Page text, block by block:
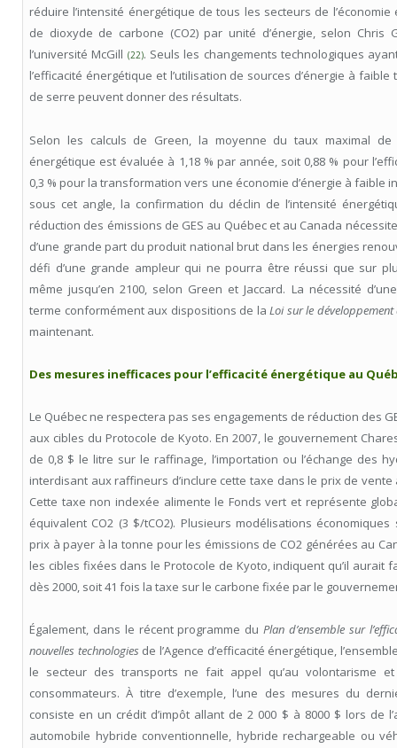
réduire l’intensité énergétique de tous les secteurs de
de dioxyde de carbone (CO2) par unité d’énergie, selon Chris
l’université McGill (22). Seuls les changements technologiques
l’efficacité énergétique et l’utilisation de sources d’énergie à
de serre peuvent donner des résultats.
Selon les calculs de Green, la moyenne du taux maximal de
énergétique est évaluée à 1,18 % par année, soit 0,88 % pour
0,3 % pour la transformation vers une économie d’énergie à faible
sous cet angle, la confirmation du déclin de l’intensité
réduction des émissions de GES au Québec et au Canada
d’une grande part du produit national brut dans les énergies
défi d’une grande ampleur qui ne pourra être réussi que sur
même jusqu’en 2100, selon Green et Jaccard. La nécessité
terme conformément aux dispositions de la Loi sur le
maintenant.
Des mesures inefficaces pour l’efficacité énergétique au
Le Québec ne respectera pas ses engagements de réduction des
aux cibles du Protocole de Kyoto. En 2007, le gouvernement
de 0,8 $ le litre sur le raffinage, l’importation ou l’échange des
interdisant aux raffineurs d’inclure cette taxe dans le prix de
Cette taxe non indexée alimente le Fonds vert et représente
équivalent CO2 (3 $/tCO2). Plusieurs modélisations
prix à payer à la tonne pour les émissions de CO2 générées au
les cibles fixées dans le Protocole de Kyoto, indiquent qu’il aurait
dès 2000, soit 41 fois la taxe sur le carbone fixée par le
Également, dans le récent programme du Plan d’ensemble sur
nouvelles technologies de l’Agence d’efficacité énergétique,
le secteur des transports ne fait appel qu’au volontarisme
consommateurs. À titre d’exemple, l’une des mesures du
consiste en un crédit d’impôt allant de 2 000 $ à 8000 $ lors de
automobile hybride conventionnelle, hybride rechargeable ou